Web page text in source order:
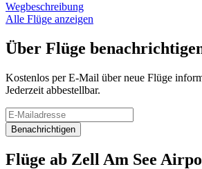
Wegbeschreibung
Alle Flüge anzeigen
Über Flüge
Kostenlos per E-Mail über neue Flüge
Jederzeit abbestellbar.
Benachrichtigen
Flüge ab Zell Am See